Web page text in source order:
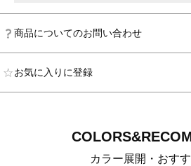
商品についてのお問い合わせ
お気に入りに登録
カラー展開・おす